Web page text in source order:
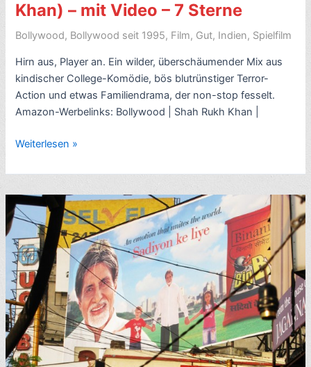
Khan) – mit Video – 7 Sterne
Bollywood, Bollywood seit 1995, Film, Gut, Indien, Spielfilm
Hirn aus, Player an. Ein wilder, überschäumender Mix aus
kindischer College-Komödie, bös blutrünstiger Terror-
Action und etwas Familiendrama, der non-stop fesselt.
Amazon-Werbelinks: Bollywood | Shah Rukh Khan |
Rezension
Spektakel:
Main
Hoon
Na
–
Ich
bin
immer
für
dich
da!
(2004,
Weiterlesen »